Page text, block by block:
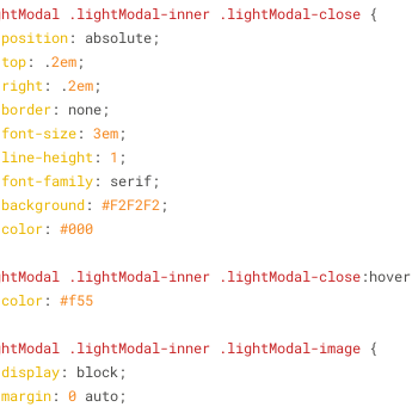
.lightModal-inner .lightModal-close {
position: absolute;
top: .2em;
right : .2em;
border: none;
font-size: 3em;
line-height : 1 ;
font-family: serif;
background: #F2F2F2 ;
color: #000
.lightModal-inner .lightModal-close:hover
color: #f55
.lightModal-inner .lightModal-image {
display: block;
margin: 0 auto;